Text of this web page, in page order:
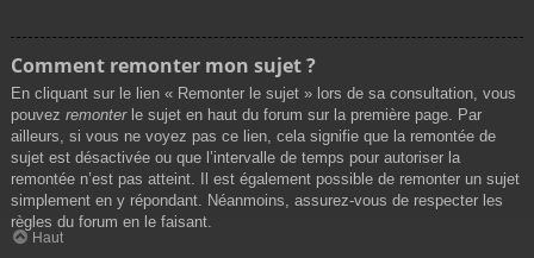
Comment remonter mon sujet ?
En cliquant sur le lien « Remonter le sujet » lors de sa consultation, vous
pouvez remonterle sujet en haut du forum sur la première page. Par
ailleurs, si vous ne voyez pas ce lien, cela signifie que la remontée de
sujet est désactivée ou que l’intervalle de temps pour autoriser la
remontée n’est pas atteint. Il est également possible de remonter un sujet
simplement en y répondant. Néanmoins, assurez-vous de respecter les
règles du forum en le faisant.
Haut